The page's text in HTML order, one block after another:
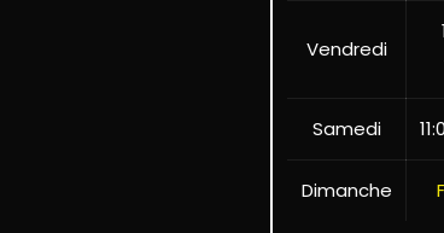
Vendredi
Samedi
Dimanche